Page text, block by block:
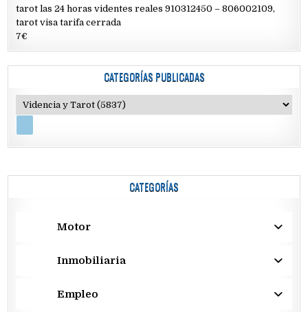
tarot las 24 horas videntes reales 910312450 – 806002109,
tarot visa tarifa cerrada
7€
CATEGORÍAS PUBLICADAS
CATEGORÍAS
Motor
Inmobiliaria
Empleo